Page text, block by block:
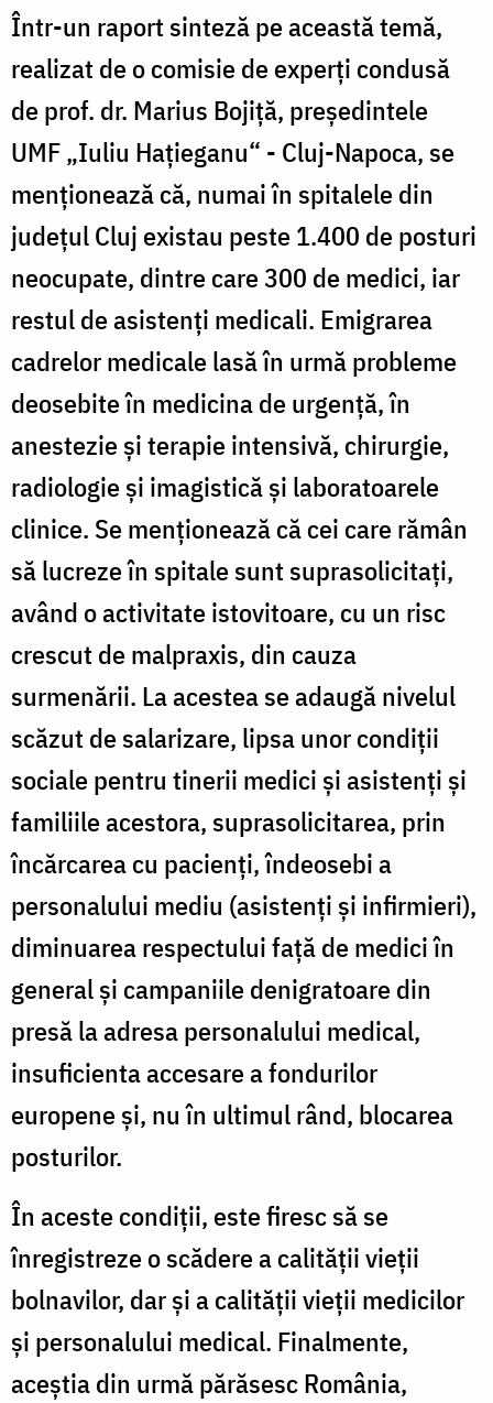
Într-un raport sinteză pe această temă,
realizat de o comisie de experţi condusă
de prof. dr. Marius Bojiţă, preşedintele
UMF „Iuliu Haţieganu“ - Cluj-Napoca, se
menţionează că, numai în spitalele din
judeţul Cluj existau peste 1.400 de posturi
neocupate, dintre care 300 de medici, iar
restul de asistenţi medicali. Emigrarea
cadrelor medicale lasă în urmă probleme
deosebite în medicina de urgenţă, în
anestezie şi terapie intensivă, chirurgie,
radiologie şi imagistică şi laboratoarele
clinice. Se menţionează că cei care rămân
să lucreze în spitale sunt suprasolicitaţi,
având o activitate istovitoare, cu un risc
crescut de malpraxis, din cauza
surmenării. La acestea se adaugă nivelul
scăzut de salarizare, lipsa unor condiţii
sociale pentru tinerii medici şi asistenţi şi
familiile acestora, suprasolicitarea, prin
încărcarea cu pacienţi, îndeosebi a
personalului mediu (asistenţi şi infirmieri),
diminuarea respectului faţă de medici în
general şi campaniile denigratoare din
presă la adresa personalului medical,
insuficienta accesare a fondurilor
europene şi, nu în ultimul rând, blocarea
posturilor.
În aceste condiţii, este firesc să se
înregistreze o scădere a calităţii vieţii
bolnavilor, dar şi a calităţii vieţii medicilor
şi personalului medical. Finalmente,
aceştia din urmă părăsesc România,